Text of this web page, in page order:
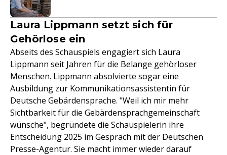
Laura Lippmann setzt sich für
Gehörlose ein
Abseits des Schauspiels engagiert sich Laura
Lippmann seit Jahren für die Belange gehörloser
Menschen. Lippmann absolvierte sogar eine
Ausbildung zur Kommunikationsassistentin für
Deutsche Gebärdensprache. "Weil ich mir mehr
Sichtbarkeit für die Gebärdensprachgemeinschaft
wünsche", begründete die Schauspielerin ihre
Entscheidung 2025 im Gespräch mit der Deutschen
Presse-Agentur. Sie macht immer wieder darauf